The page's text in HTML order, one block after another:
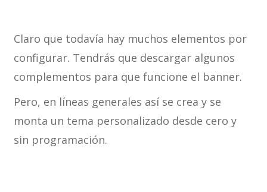
Claro que todavía hay muchos elementos por
configurar. Tendrás que descargar algunos
complementos para que funcione el banner.
Pero, en líneas generales así se crea y se
monta un tema personalizado desde cero y
sin programación.